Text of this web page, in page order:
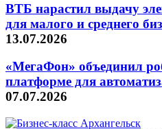
ВТБ нарастил выдачу
для малого и среднего
13.07.2026
«МегаФон» объединил
платформе для
07.07.2026